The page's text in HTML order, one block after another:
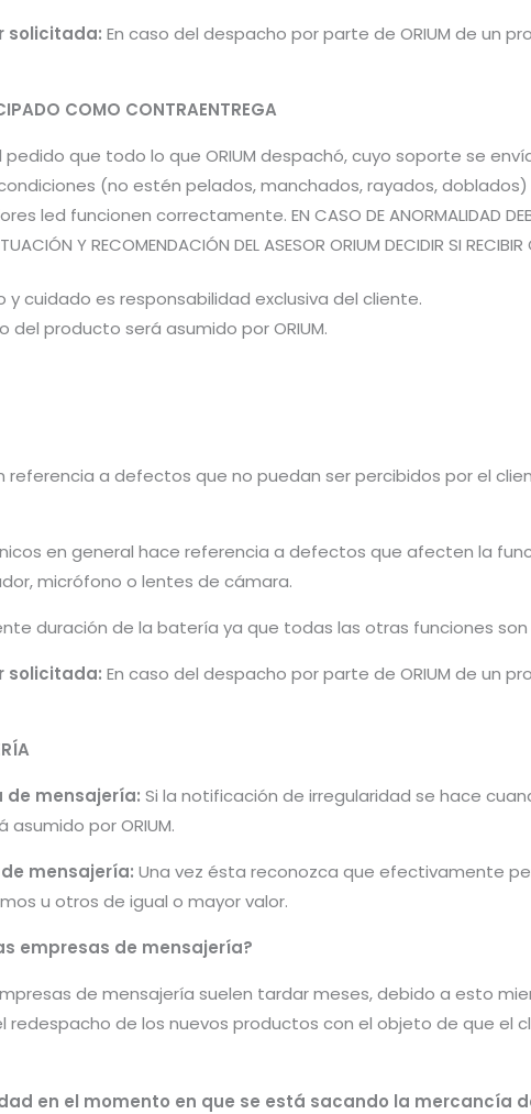
solicitada: En caso del despacho por parte de ORIUM de un
COMO CONTRAENTREGA
el pedido que todo lo que ORIUM despachó, cuyo soporte se
(no estén pelados, manchados, rayados,
funcionen correctamente. EN CASO DE ANORMALIDAD DEBE
Y RECOMENDACIÓN DEL ASESOR ORIUM DECIDIR SI RECIBIR
cuidado es responsabilidad exclusiva del cliente.
producto será asumido por ORIUM.
referencia a defectos que no puedan ser percibidos por el
en general hace referencia a defectos que afecten la
micrófono o lentes de cámara.
duración de la batería ya que todas las otras funciones
solicitada: En caso del despacho por parte de ORIUM de un
de mensajería: Si la notificación de irregularidad se hace
por ORIUM.
mensajería: Una vez ésta reconozca que efectivamente
u otros de igual o mayor valor.
empresas de mensajería?
de mensajería suelen tardar meses, debido a esto
redespacho de los nuevos productos con el objeto de que el
en el momento en que se está sacando la mercancía